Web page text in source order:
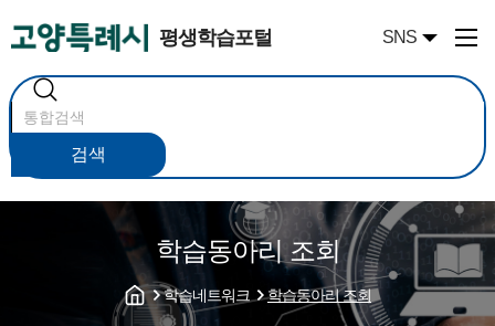
SNS
평생학습포털
통
합
검
색
검색
학습동아리 조회
학습네트워크 학습동아리 조회